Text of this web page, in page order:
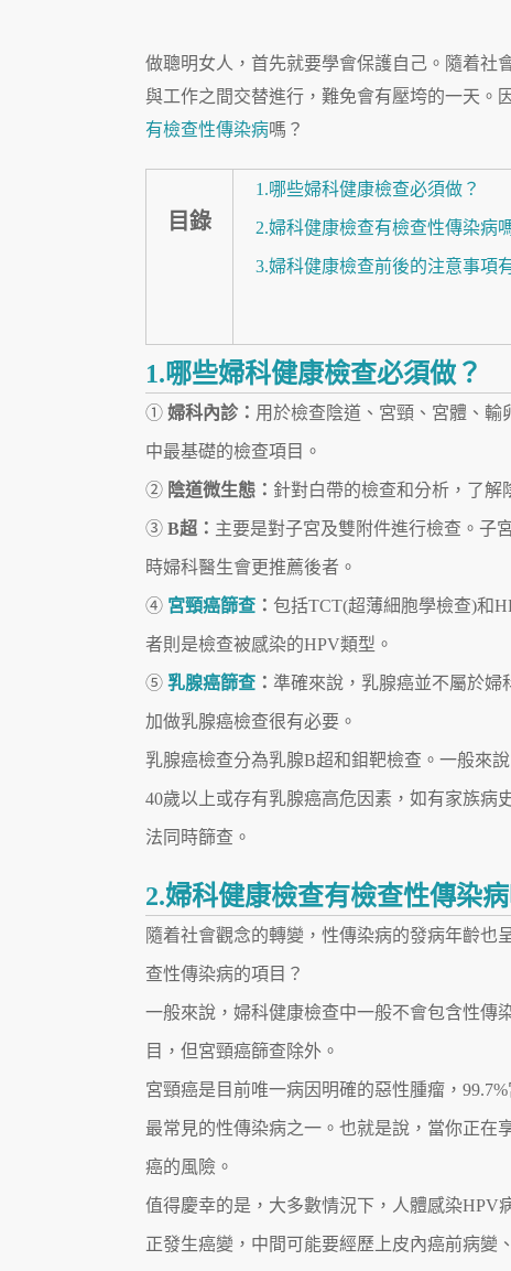
做聰明女人，首先就要學會保護自己。隨着社
與工作之間交替進行，難免會有壓垮的一天。
有檢查性傳染病嗎？
目錄
1.哪些婦科健康檢查必須做？
2.婦科健康檢查有檢查性傳染病
3.婦科健康檢查前後的注意事項
1.哪些婦科健康檢查必須做？
① 婦科內診： 用於檢查陰道、宮頸、宮體、
中最基礎的檢查項目。
② 陰道微生態： 針對白帶的檢查和分析，了解
③ B超： 主要是對子宮及雙附件進行檢查。子
時婦科醫生會更推薦後者。
④ 宮頸癌篩查 ： 包括TCT(超薄細胞學檢查)和
者則是檢查被感染的HPV類型。
⑤ 乳腺癌篩查 ： 準確來說，乳腺癌並不屬於
加做乳腺癌檢查很有必要。
乳腺癌檢查分為乳腺B超和鉬靶檢查。一般來
40歲以上或存有乳腺癌高危因素，如有家族病
法同時篩查。
2.婦科健康檢查有檢查性傳染病
隨着社會觀念的轉變，性傳染病的發病年齡
查性傳染病的項目？
一般來說，婦科健康檢查中一般不會包含性傳
目，但宮頸癌篩查除外。
宮頸癌是目前唯一病因明確的惡性腫瘤，
最常見的性傳染病之一。也就是說，當你正在
癌的風險。
值得慶幸的是，大多數情況下，人體感染HPV
正發生癌變，中間可能要經歷上皮內癌前病變